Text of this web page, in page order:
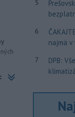
5
6
najmä
7
DPB: